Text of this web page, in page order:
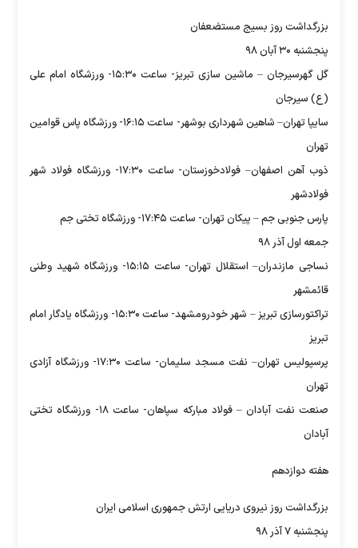
بزرگداشت روز بسیج مستضعفان
پنجشنبه ۳۰ آبان ۹۸
گل گهرسیرجان – ماشین سازی تبریز- ساعت ۱۵:۳۰- ورزشگاه امام علی
(ع) سیرجان
سایپا تهران– شاهین شهرداری بوشهر- ساعت ۱۶:۱۵- ورزشگاه پاس قوامین
تهران
ذوب آهن اصفهان– فولادخوزستان- ساعت ۱۷:۳۰- ورزشگاه فولاد شهر
فولادشهر
پارس جنوبی جم – پیکان تهران- ساعت ۱۷:۴۵- ورزشگاه تختی جم
جمعه اول آذر ۹۸
نساجی مازندران– استقلال تهران- ساعت ۱۵:۱۵- ورزشگاه شهید وطنی
قائمشهر
تراکتورسازی تبریز – شهر خودرومشهد- ساعت ۱۵:۳۰- ورزشگاه یادگار امام
تبریز
پرسپولیس تهران– نفت مسجد سلیمان- ساعت ۱۷:۳۰- ورزشگاه آزادی
تهران
صنعت نفت آبادان – فولاد مبارکه سپاهان- ساعت ۱۸- ورزشگاه تختی
آبادان
هفته دوازدهم
بزرگداشت روز نیروی دریایی ارتش جمهوری اسلامی ایران
پنجشنبه ۷ آذر ۹۸